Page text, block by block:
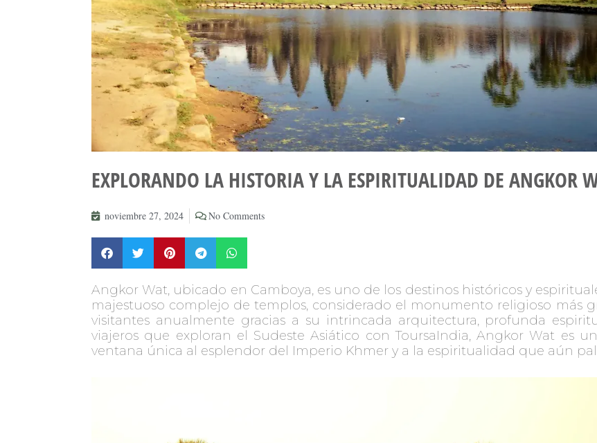
EXPLORANDO LA HISTORIA Y LA ESPIRITUALIDAD DE ANGKOR
noviembre 27, 2024 No Comments
Angkor Wat, ubicado en Camboya, es uno de los destinos históricos y
majestuoso complejo de templos, considerado el monumento religioso más
visitantes anualmente gracias a su intrincada arquitectura, profunda
viajeros que exploran el Sudeste Asiático con ToursaIndia, Angkor Wat es
ventana única al esplendor del Imperio Khmer y a la espiritualidad que aún